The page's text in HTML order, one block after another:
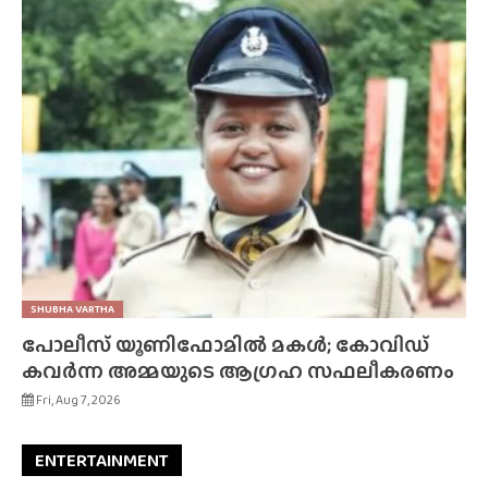
SHUBHA VARTHA
പോലീസ് യൂണിഫോമിൽ മകൾ; കോവിഡ്
കവർന്ന അമ്മയുടെ ആഗ്രഹ സഫലീകരണം
Fri, Aug 7, 2026
ENTERTAINMENT